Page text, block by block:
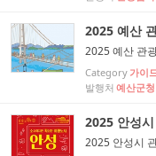
2025 예산
2025 예산 관
Category 가이
발행처 예산군청
2025 안성
2025 안성시